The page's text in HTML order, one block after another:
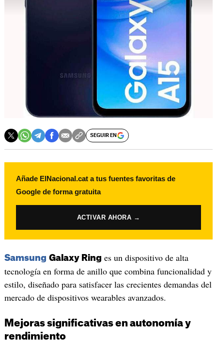
SEGUIR EN
Añade ElNacional.cat a tus fuentes favoritas de
Google de forma gratuita
ACTIVAR AHORA →
Samsung Galaxy Ring es un dispositivo de alta
tecnología en forma de anillo que combina funcionalidad y
estilo, diseñado para satisfacer las crecientes demandas del
mercado de dispositivos wearables avanzados.
Mejoras significativas en autonomía y
rendimiento